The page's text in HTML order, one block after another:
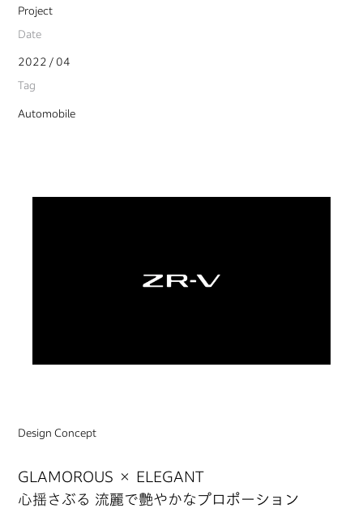
Project
Date
2022 / 04
Tag
Automobile
Design Concept
GLAMOROUS × ELEGANT
心揺さぶる 流麗で艶やかなプロポーション